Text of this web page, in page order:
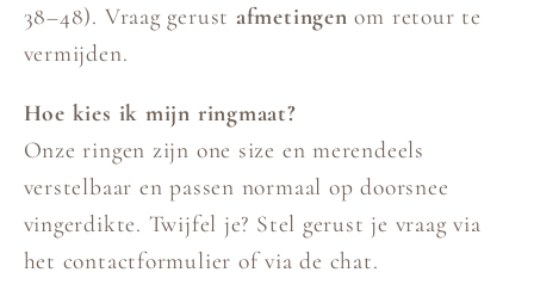
38–48). Vraag gerust afmetingen om retour te
vermijden.
Hoe kies ik mijn ringmaat?
Onze ringen zijn one size en merendeels
verstelbaar en passen normaal op doorsnee
vingerdikte. Twijfel je? Stel gerust je vraag via
het contactformulier of via de chat.